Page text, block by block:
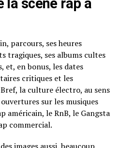
la scène rap à
parcours, ses heures
tragiques, ses albums cultes
et, en bonus, les dates
critiques et les
la culture électro, au sens
sur les musiques
américain, le RnB, le Gangsta
commercial.